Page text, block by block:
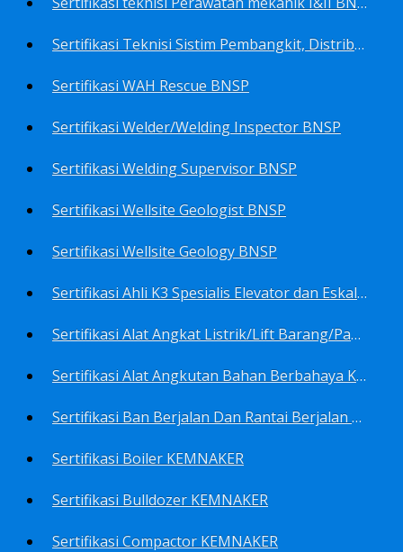
Sertifikasi Teknisi Sistim Pembangkit, Distribusi, Utilitas BNSP
Sertifikasi WAH Rescue BNSP
Sertifikasi Welder/Welding Inspector BNSP
Sertifikasi Welding Supervisor BNSP
Sertifikasi Wellsite Geologist BNSP
Sertifikasi Wellsite Geology BNSP
Sertifikasi Ahli K3 Spesialis Elevator dan Eskalator KEMNAKER
Sertifikasi Alat Angkat Listrik/Lift Barang/Passenger Hoist KEMNAKER
Sertifikasi Alat Angkutan Bahan Berbahaya KEMNAKER
Sertifikasi Ban Berjalan Dan Rantai Berjalan KEMNAKER
Sertifikasi Boiler KEMNAKER
Sertifikasi Bulldozer KEMNAKER
Sertifikasi Compactor KEMNAKER